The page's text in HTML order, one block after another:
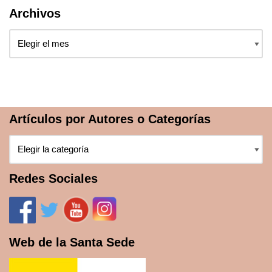
Archivos
Artículos por Autores o Categorías
Redes Sociales
Web de la Santa Sede